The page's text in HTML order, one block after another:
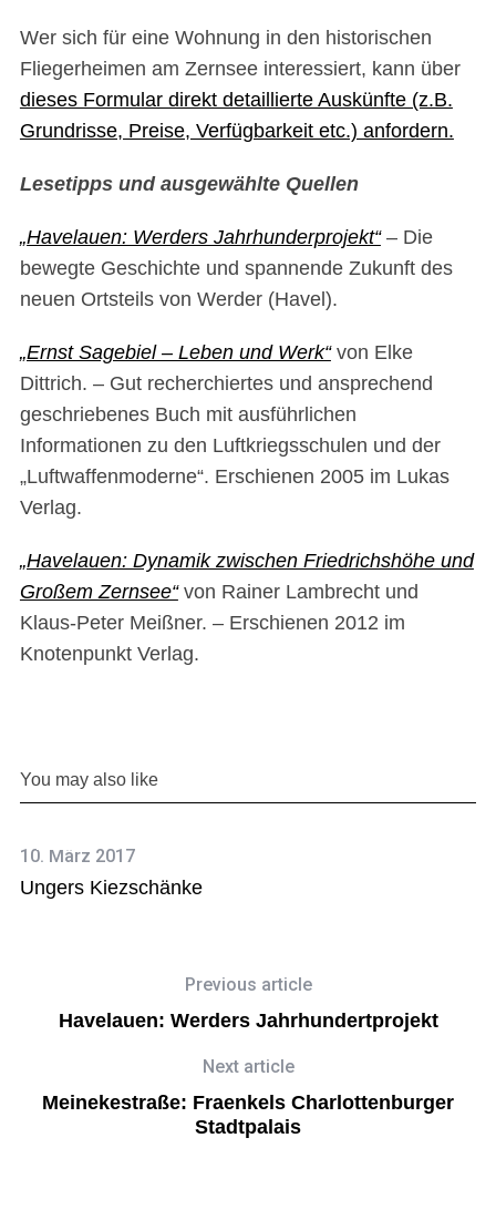
Wer sich für eine Wohnung in den historischen
Fliegerheimen am Zernsee interessiert, kann über
dieses Formular direkt detaillierte Auskünfte (z.B.
Grundrisse, Preise, Verfügbarkeit etc.) anfordern.
Lesetipps und ausgewählte Quellen
„Havelauen: Werders Jahrhunderprojekt“– Die
bewegte Geschichte und spannende Zukunft des
neuen Ortsteils von Werder (Havel).
„Ernst Sagebiel – Leben und Werk“von Elke
Dittrich. – Gut recherchiertes und ansprechend
geschriebenes Buch mit ausführlichen
Informationen zu den Luftkriegsschulen und der
„Luftwaffenmoderne“. Erschienen 2005 im Lukas
Verlag.
„Havelauen: Dynamik zwischen Friedrichshöhe und
Großem Zernsee“von Rainer Lambrecht und
Klaus-Peter Meißner. – Erschienen 2012 im
Knotenpunkt Verlag.
You may also like
10. März 2017
Ungers Kiezschänke
Previous article
Havelauen: Werders Jahrhundertprojekt
Next article
Meinekestraße: Fraenkels Charlottenburger
Stadtpalais